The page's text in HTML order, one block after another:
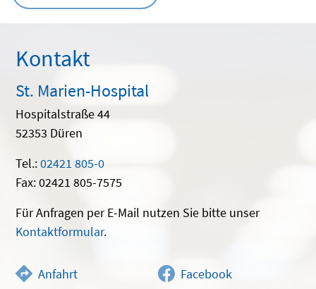
Kontakt
St. Marien-Hospital
Hospitalstraße 44
52353 Düren
Tel.:02421 805-0
Fax: 02421 805-7575
Für Anfragen per E-Mail nutzen Sie bitte unser
Kontaktformular.
Anfahrt Facebook